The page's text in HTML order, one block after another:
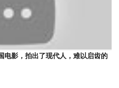
电影，拍出了现代人，难以启齿的